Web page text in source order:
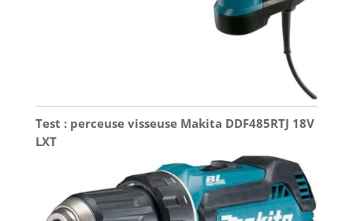
Test : perceuse visseuse Makita DDF485RTJ 18V
LXT